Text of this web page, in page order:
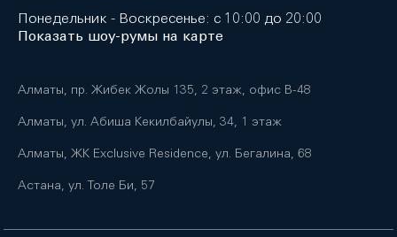
Понедельник - Воскресенье: с 10:00 до 20:00
Показать шоу-румы на карте
Алматы, пр. Жибек Жолы 135, 2 этаж, офис B-48
Алматы, ул. Абиша Кекилбайулы, 34, 1 этаж
Алматы, ЖК Exclusive Residence, ул. Бегалина, 68
Астана, ул. Толе Би, 57